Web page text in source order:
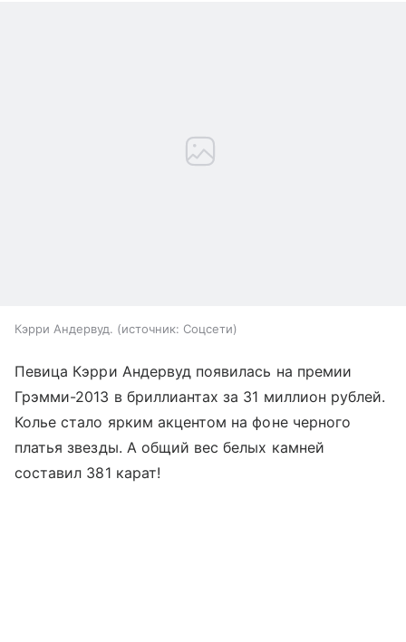
Кэрри Андервуд. источник: Соцсети
Певица Кэрри Андервуд появилась на премии
Грэмми-2013 в бриллиантах за 31 миллион рублей.
Колье стало ярким акцентом на фоне черного
платья звезды. А общий вес белых камней
составил 381 карат!